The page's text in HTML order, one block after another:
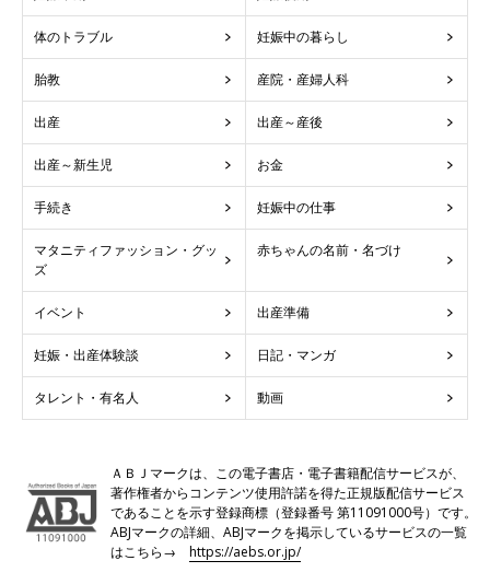
体のトラブル 妊娠中の暮らし
胎教 産院・産婦人科
出産 出産～産後
出産～新生児 お金
手続き 妊娠中の仕事
マタニティファッション・グッ
ズ
赤ちゃんの名前・名づけ
イベント 出産準備
妊娠・出産体験談 日記・マンガ
タレント・有名人 動画
ＡＢＪマークは、この電子書店・電子書籍配信サービスが、
著作権者からコンテンツ使用許諾を得た正規版配信サービス
であることを示す登録商標（登録番号 第11091000号）です。
ABJマークの詳細、ABJマークを掲示しているサービスの一覧
はこちら→https://aebs.or.jp/